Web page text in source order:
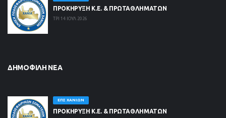
ΠΡΟΚΗΡΥΞΗ Κ.Ε. & ΠΡΩΤΑΘΛΗΜΑΤΩΝ
ΤΡΙ 14 ΙΟΥΛ 2026
ΔΗΜΟΦΙΛΉ ΝΈΑ
ΕΠΣ ΧΑΝΊΩΝ
ΠΡΟΚΗΡΥΞΗ Κ.Ε. & ΠΡΩΤΑΘΛΗΜΑΤΩΝ